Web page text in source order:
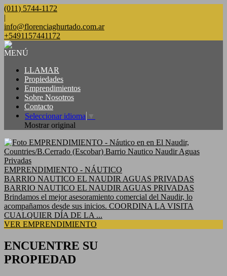
(011) 5744-1172
|
info@florenciaghurtado.com.ar
+5491157441172
MENÚ
LLAMAR
Propiedades
Emprendimientos
Sobre Nosotros
Contacto
Seleccionar idioma
Mostrar original
EMPRENDIMIENTO - NÁUTICO
BARRIO NAUTICO EL NAUDIR AGUAS PRIVADAS
BARRIO NAUTICO EL NAUDIR AGUAS PRIVADAS
Brindamos el mejor asesoramiento comercial del Naudir, lo
acompañamos desde sus inicios. COORDINA LA VISITA
CUALQUIER DÍA DE LA ...
VER EMPRENDIMIENTO
ENCUENTRE SU
PROPIEDAD